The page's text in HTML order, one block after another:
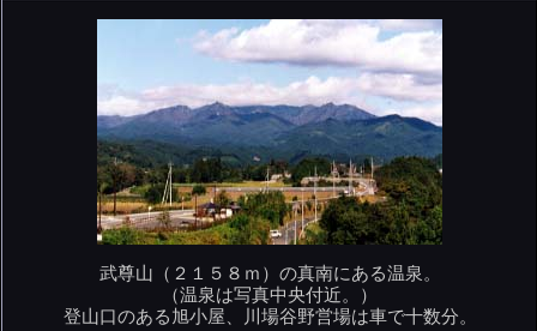
武尊山（２１５８ｍ）の真南にある温泉。
（温泉は写真中央付近。）
登山口のある旭小屋、川場谷野営場は車で十数分。